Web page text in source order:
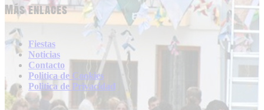
Más enlaces
Fiestas
Noticias
Contacto
Politica de Cookies
Politica de Privacidad